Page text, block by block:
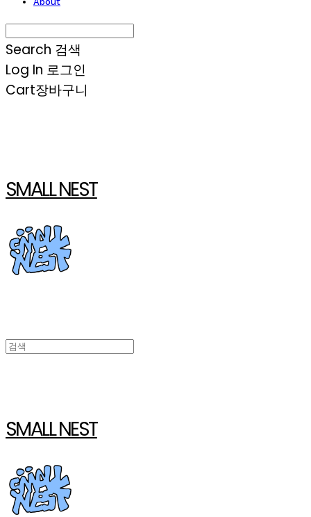
Search 검색
Log In 로그인
Cart장바구니
SMALL NEST
SMALL NEST